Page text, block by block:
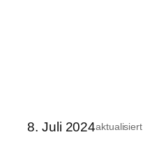
8. Juli 2024aktualisiert